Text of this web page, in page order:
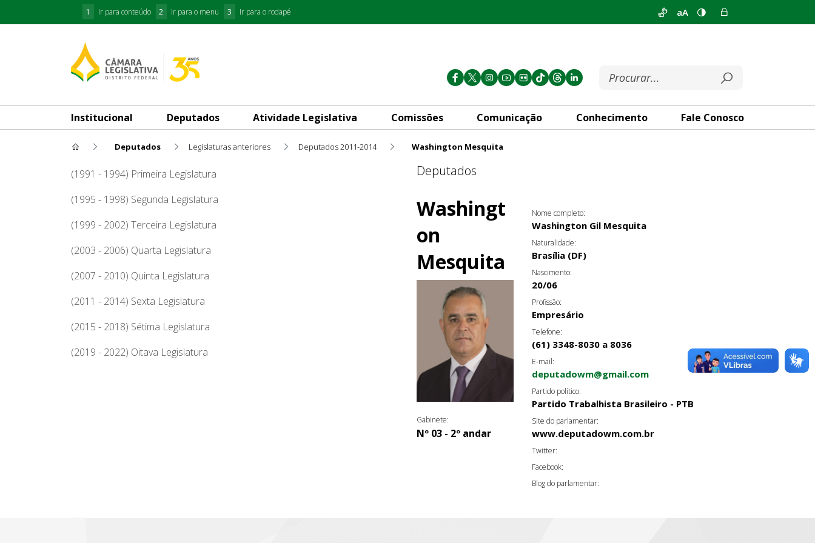
1 Ir para conteúdo 2 Ir para o menu 3 Ir para o rodapé aA
Institucional Deputados Atividade Legislativa Comissões Comunicação Conhecimento Fale Conosco
Deputados Legislaturas anteriores Deputados 2011-2014 Washington Mesquita
Washington Mesquita
(1991 - 1994) Primeira Legislatura
(1995 - 1998) Segunda Legislatura
(1999 - 2002) Terceira Legislatura
(2003 - 2006) Quarta Legislatura
(2007 - 2010) Quinta Legislatura
(2011 - 2014) Sexta Legislatura
(2015 - 2018) Sétima Legislatura
(2019 - 2022) Oitava Legislatura
Deputados
Washingt
on
Mesquita
Gabinete:
Nº 03 - 2º andar
Nome completo:
Washington Gil Mesquita
Naturalidade:
Brasília (DF)
Nascimento:
20/06
Profissão:
Empresário
Telefone:
(61) 3348-8030 a 8036
E-mail:
deputadowm@gmail.com
Partido político:
Partido Trabalhista Brasileiro - PTB
Site do parlamentar:
www.deputadowm.com.br
Twitter:
Facebook:
Blog do parlamentar: